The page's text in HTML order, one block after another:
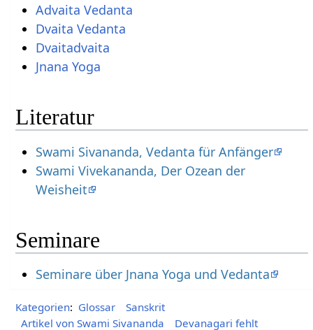
Advaita Vedanta
Dvaita Vedanta
Dvaitadvaita
Jnana Yoga
Literatur
Swami Sivananda, Vedanta für Anfänger
Swami Vivekananda, Der Ozean der
Weisheit
Seminare
Seminare über Jnana Yoga und Vedanta
Kategorien: Glossar
Sanskrit
Artikel von Swami Sivananda
Devanagari fehlt